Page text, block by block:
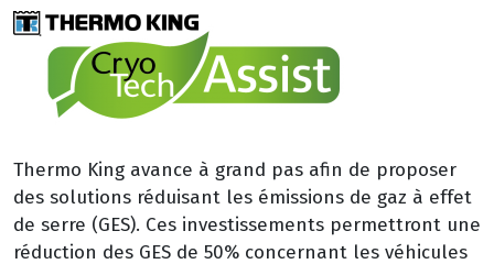
Thermo King avance à grand pas afin de proposer
des solutions réduisant les émissions de gaz à effet
de serre (GES). Ces investissements permettront une
réduction des GES de 50% concernant les véhicules